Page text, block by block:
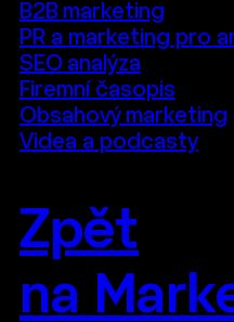
B2B marketing
PR a marketing pro
SEO analýza
Firemní časopis
Obsahový marketing
Videa a podcasty
Zpět
na